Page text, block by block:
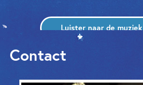
Luister naar de muziek
Contact